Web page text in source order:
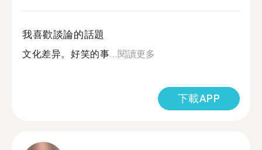
我喜歡談論的話題
文化差异。好笑的事...閱讀更多
下載APP